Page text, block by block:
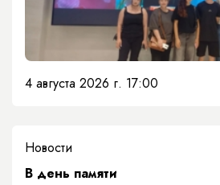
4 августа 2026 г. 17:00
Новости
​В день памяти